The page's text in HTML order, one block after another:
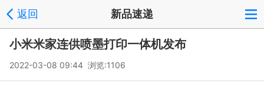
返回 新品速递
小米米家连供喷墨打印一体机发布
2022-03-08 09:44 浏览:1106